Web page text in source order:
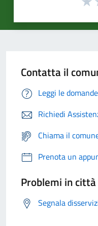
Contatta il
Leggi le
Richiedi
Chiama il
Prenota un
Problemi in città
Segnala